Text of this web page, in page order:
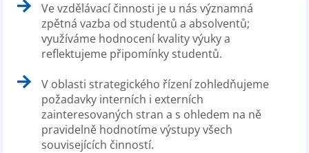
Ve vzdělávací činnosti je u nás významná
zpětná vazba od studentů a absolventů;
využíváme hodnocení kvality výuky a
reflektujeme připomínky studentů.
V oblasti strategického řízení zohledňujeme
požadavky interních i externích
zainteresovaných stran a s ohledem na ně
pravidelně hodnotíme výstupy všech
souvisejících činností.